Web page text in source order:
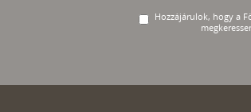
Hozzájárulok, hogy a